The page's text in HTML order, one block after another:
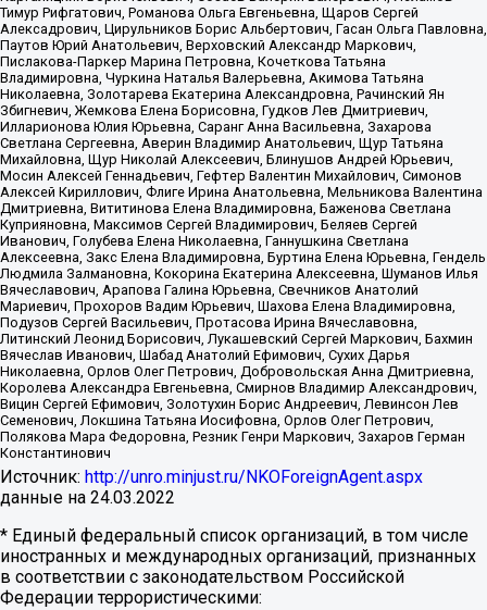
Тимур Рифгатович, Романова Ольга Евгеньевна, Щаров Сергей
Алексадрович, Цирульников Борис Альбертович, Гасан Ольга Павловна,
Паутов Юрий Анатольевич, Верховский Александр Маркович,
Пислакова-Паркер Марина Петровна, Кочеткова Татьяна
Владимировна, Чуркина Наталья Валерьевна, Акимова Татьяна
Николаевна, Золотарева Екатерина Александровна, Рачинский Ян
Збигневич, Жемкова Елена Борисовна, Гудков Лев Дмитриевич,
Илларионова Юлия Юрьевна, Саранг Анна Васильевна, Захарова
Светлана Сергеевна, Аверин Владимир Анатольевич, Щур Татьяна
Михайловна, Щур Николай Алексеевич, Блинушов Андрей Юрьевич,
Мосин Алексей Геннадьевич, Гефтер Валентин Михайлович, Симонов
Алексей Кириллович, Флиге Ирина Анатольевна, Мельникова Валентина
Дмитриевна, Вититинова Елена Владимировна, Баженова Светлана
Куприяновна, Максимов Сергей Владимирович, Беляев Сергей
Иванович, Голубева Елена Николаевна, Ганнушкина Светлана
Алексеевна, Закс Елена Владимировна, Буртина Елена Юрьевна, Гендель
Людмила Залмановна, Кокорина Екатерина Алексеевна, Шуманов Илья
Вячеславович, Арапова Галина Юрьевна, Свечников Анатолий
Мариевич, Прохоров Вадим Юрьевич, Шахова Елена Владимировна,
Подузов Сергей Васильевич, Протасова Ирина Вячеславовна,
Литинский Леонид Борисович, Лукашевский Сергей Маркович, Бахмин
Вячеслав Иванович, Шабад Анатолий Ефимович, Сухих Дарья
Николаевна, Орлов Олег Петрович, Добровольская Анна Дмитриевна,
Королева Александра Евгеньевна, Смирнов Владимир Александрович,
Вицин Сергей Ефимович, Золотухин Борис Андреевич, Левинсон Лев
Семенович, Локшина Татьяна Иосифовна, Орлов Олег Петрович,
Полякова Мара Федоровна, Резник Генри Маркович, Захаров Герман
Константинович
Источник: http://unro.minjust.ru/NKOForeignAgent.aspx
данные на 24.03.2022
* Единый федеральный список организаций, в том числе
иностранных и международных организаций, признанных
в соответствии с законодательством Российской
Федерации террористическими: